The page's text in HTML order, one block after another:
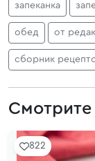
запеканка
обед от
сборник
822